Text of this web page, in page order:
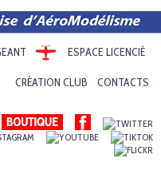
ESPACE LICENCIÉ
CRÉATION CLUB CONTACTS